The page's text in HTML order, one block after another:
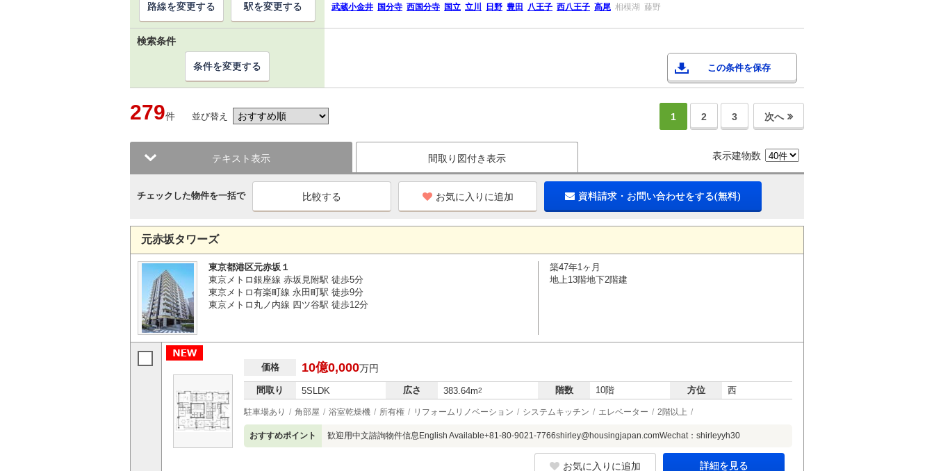
武蔵小金井 国分寺 西国分寺 国立 立川 日野 豊田 八王子 西八王子 高尾 相模湖 藤野
路線を変更する 駅を変更する
検索条件
この条件を保存
条件を変更する
279件 並び替え 1 2 3 次へ
テキスト表示 間取り図付き表示 表示建物数
チェックした物件を一括で お気に入りに追加 資料請求・お問い合わせをする(無料)
元赤坂タワーズ
東京都港区元赤坂１
東京メトロ銀座線 赤坂見附駅 徒歩5分
東京メトロ有楽町線 永田町駅 徒歩9分
東京メトロ丸ノ内線 四ツ谷駅 徒歩12分
築47年1ヶ月
地上13階地下2階建
価格 10億0,000万円
間取り 5SLDK 広さ 383.64m2 階数 10階 方位 西
駐車場あり 角部屋 浴室乾燥機 所有権 リフォームリノベーション システムキッチン エレベーター 2階以上
おすすめポイント 歓迎用中文諮詢物件信息English Available+81-80-9021-7766shirley@housingjapan.comWechat：shirleyyh30
お気に入りに追加 詳細を見る